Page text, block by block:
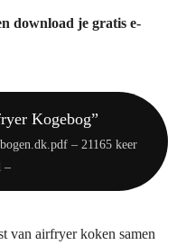
download je gratis e-
Kogebog”
– 21165 keer
–
van airfryer koken samen